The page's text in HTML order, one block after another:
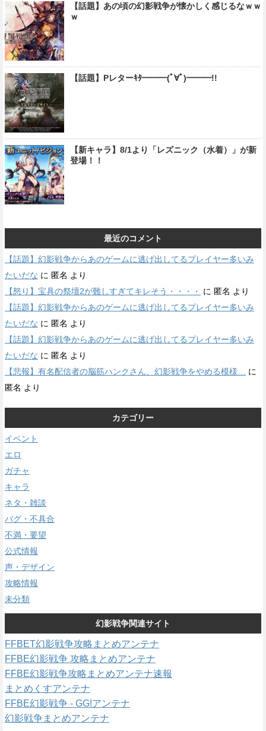
【話題】あの頃の幻影戦争が懐かしく感じるなｗｗ
ｗ
【話題】Pレターｷﾀ━━━(ﾟ∀ﾟ)━━━!!
【新キャラ】8/1より「レズニック（水着）」が新
登場！！
最近のコメント
【話題】幻影戦争からあのゲームに逃げ出してるプレイヤー多いみ
たいだな に 匿名 より
【怒り】宝具の祭壇2が難しすぎてキレそう・・・・
に 匿名 より
【話題】幻影戦争からあのゲームに逃げ出してるプレイヤー多いみ
たいだな に 匿名 より
【話題】幻影戦争からあのゲームに逃げ出してるプレイヤー多いみ
たいだな に 匿名 より
【悲報】有名配信者の脳筋ハンクさん、幻影戦争をやめる模様…
に
匿名 より
カテゴリー
イベント
エロ
ガチャ
キャラ
ネタ・雑談
バグ・不具合
不満・要望
公式情報
声・デザイン
攻略情報
未分類
幻影戦争関連サイト
FFBET幻影戦争攻略まとめアンテナ
FFBE幻影戦争 攻略まとめアンテナ
FFBE幻影戦争攻略まとめアンテナ速報
まとめくすアンテナ
FFBE幻影戦争 - GG!アンテナ
幻影戦争まとめアンテナ